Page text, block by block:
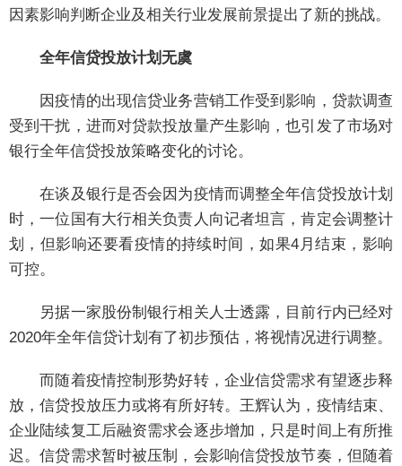
因素影响判断企业及相关行业发展前景提出了新的挑战。
全年信贷投放计划无虞
因疫情的出现信贷业务营销工作受到影响，贷款调查
受到干扰，进而对贷款投放量产生影响，也引发了市场对
银行全年信贷投放策略变化的讨论。
在谈及银行是否会因为疫情而调整全年信贷投放计划
时，一位国有大行相关负责人向记者坦言，肯定会调整计
划，但影响还要看疫情的持续时间，如果4月结束，影响
可控。
另据一家股份制银行相关人士透露，目前行内已经对
2020年全年信贷计划有了初步预估，将视情况进行调整。
而随着疫情控制形势好转，企业信贷需求有望逐步释
放，信贷投放压力或将有所好转。王辉认为，疫情结束、
企业陆续复工后融资需求会逐步增加，只是时间上有所推
迟。信贷需求暂时被压制，会影响信贷投放节奏，但随着